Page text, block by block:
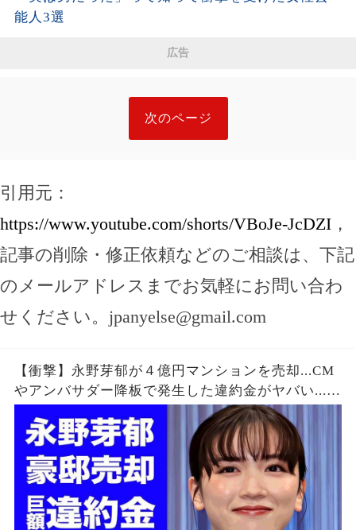
能人3選
広告
次のページ
引用元：
https://www.youtube.com/shorts/VBoJe-JcDZI ，
記事の削除・修正依頼などのご相談は、下記
のメールアドレスまでお気軽にお問い合わ
せください。 jpanyelse@gmail.com
【衝撃】永野芽郁が４億円マンションを売却...CM
やアンバサダー降板で発生した違約金がヤバい...
『不倫女優』の隠し持つ"ヤリ部屋"の真相...不倫が
報道されない闇に言葉を失う..